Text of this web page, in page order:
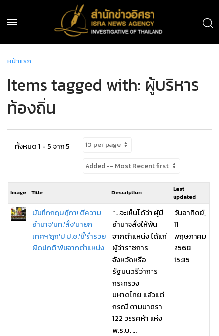
หน้าแรก
Items tagged with: ผู้บริหาร
ท้องถิ่น
ทั้งหมด 1 - 5 จาก 5
Image Title Description
Last
updated
บันทึกกฤษฎีกา! ตีความ
อำนาจ'มท.'สั่ง'นายก
เทศฯ'ถูก'ป.ป.ช.'ชี้'ร่ำรวย
ผิดปกติ'พ้นจากตำแหน่ง
“…จะเห็นได้ว่า ผู้มี
อำนาจสั่งให้พ้น
จากตำแหน่ง ได้แก่
ผู้ว่าราชการ
จังหวัดหรือ
รัฐมนตรีว่าการ
กระทรวง
มหาดไทย แล้วแต่
กรณี ตามมาตรา
122 วรรคห้า แห่ง
พ.ร.บ. ...
วันอาทิตย์,
11
พฤษภาคม
2568
15:35